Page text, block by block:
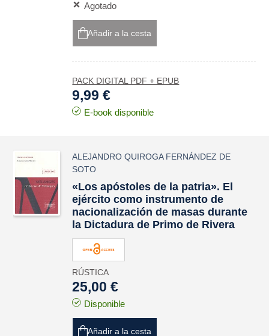
Agotado
Añadir a la cesta
PACK DIGITAL PDF + EPUB
9,99 €
E-book disponible
ALEJANDRO QUIROGA FERNÁNDEZ DE
SOTO
«Los apóstoles de la patria». El
ejército como instrumento de
nacionalización de masas durante
la Dictadura de Primo de Rivera
RÚSTICA
25,00 €
Disponible
Añadir a la cesta